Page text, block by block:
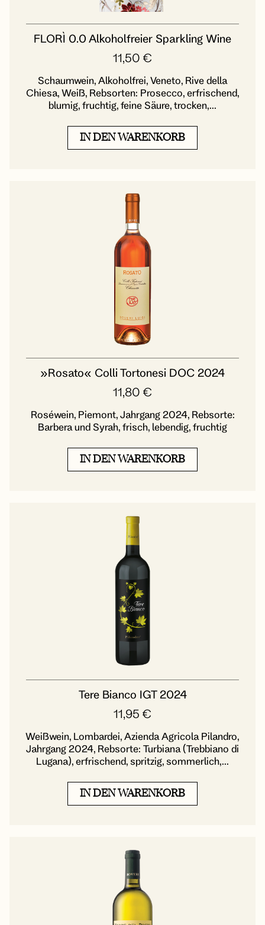
FLORÌ 0.0 Alkoholfreier Sparkling Wine
11,50 €
Schaumwein, Alkoholfrei, Veneto, Rive della
Chiesa, Weiß, Rebsorten: Prosecco, erfrischend,
blumig, fruchtig, feine Säure, trocken,...
IN DEN WARENKORB
»Rosato« Colli Tortonesi DOC 2024
11,80 €
Roséwein, Piemont, Jahrgang 2024, Rebsorte:
Barbera und Syrah, frisch, lebendig, fruchtig
IN DEN WARENKORB
Tere Bianco IGT 2024
11,95 €
Weißwein, Lombardei, Azienda Agricola Pilandro,
Jahrgang 2024, Rebsorte: Turbiana (Trebbiano di
Lugana), erfrischend, spritzig, sommerlich,...
IN DEN WARENKORB